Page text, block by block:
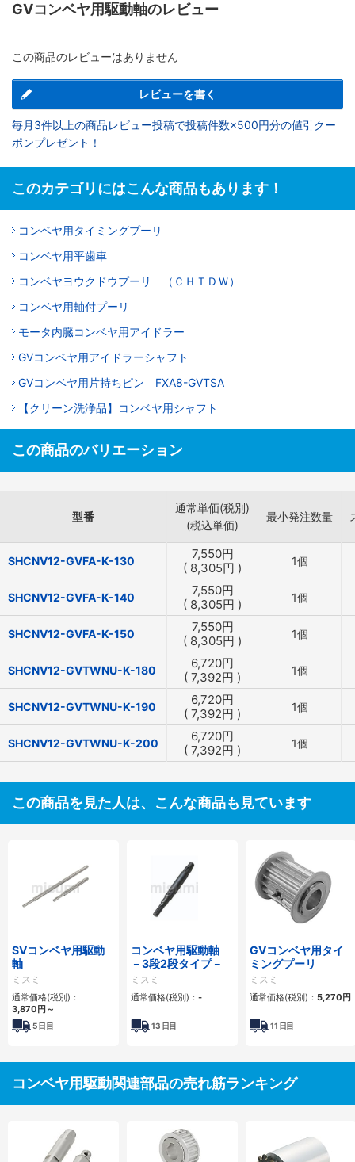
GVコンベヤ用駆動軸のレビュー
この商品のレビューはありません
レビューを書く
毎月3件以上の商品レビュー投稿で投稿件数×500円分の値引クー
ポンプレゼント！
このカテゴリにはこんな商品もあります！
コンベヤ用タイミングプーリ
コンベヤ用平歯車
コンベヤヨウクドウプーリ （ＣＨＴＤＷ）
コンベヤ用軸付プーリ
モータ内臓コンベヤ用アイドラー
GVコンベヤ用アイドラーシャフト
GVコンベヤ用片持ちピン FXA8-GVTSA
【クリーン洗浄品】コンベヤ用シャフト
この商品のバリエーション
型番
通常単価(税別)
(税込単価)
最小発注数量
SHCNV12-GVFA-K-130 7,550円
( 8,305円 ) 1個
SHCNV12-GVFA-K-140 7,550円
( 8,305円 ) 1個
SHCNV12-GVFA-K-150 7,550円
( 8,305円 ) 1個
SHCNV12-GVTWNU-K-180 6,720円
( 7,392円 ) 1個
SHCNV12-GVTWNU-K-190 6,720円
( 7,392円 ) 1個
SHCNV12-GVTWNU-K-200 6,720円
( 7,392円 ) 1個
この商品を見た人は、こんな商品も見ています
SVコンベヤ用駆動
軸
ミスミ
通常価格(税別)：
3,870 円 ～
5日目
コンベヤ用駆動軸
－3段2段タイプ－
ミスミ
通常価格(税別)： -
13 日目
GVコンベヤ用タイ
ミングプーリ
ミスミ
通常価格(税別)： 5,270 円
11 日目
コンベヤ用駆動関連部品の売れ筋ランキング